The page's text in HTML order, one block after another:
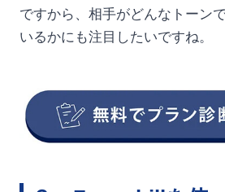
ですから、相手がどんなトーン
いるかにも注目したいですね。